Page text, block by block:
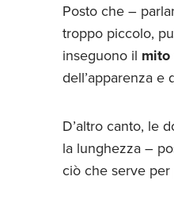
Posto che –
troppo piccolo,
inseguono il
dell’apparenza e
D’altro canto, le
la lunghezza –
ciò che serve